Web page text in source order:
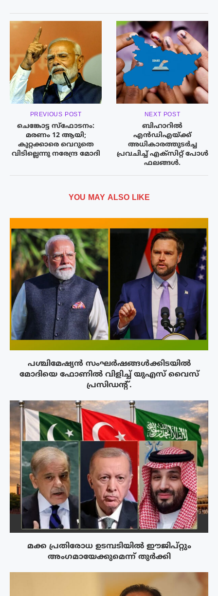
PREVIOUS POST
ചെങ്കോട്ട സ്ഫോടനം:
മരണം 12 ആയി;
കുറ്റക്കാരെ വെറുതെ
വിടില്ലെന്നു നരേന്ദ്ര മോദി
NEXT POST
ബിഹാറിൽ
എൻഡിഎയ്ക്ക്
അധികാരത്തുടർച്ച
പ്രവചിച്ച്‌ എക്സിറ്റ് പോൾ
ഫലങ്ങൾ.
YOU MAY ALSO LIKE
പശ്ചിമേഷ്യന്‍ സംഘര്‍ഷങ്ങള്‍ക്കിടയിൽ
മോദിയെ ഫോണില്‍ വിളിച്ച് യുഎസ് വൈസ്
പ്രസിഡന്റ്.
മക്ക പ്രതിരോധ ഉടമ്പടിയിൽ ഈജിപ്റ്റും
അംഗമായേക്കുമെന്ന് തുർക്കി